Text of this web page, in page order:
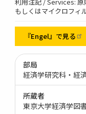
もしくはマイクロフィ
『Engel』で見る
部局
経済学研究科・経
所蔵者
東京大学経済学図